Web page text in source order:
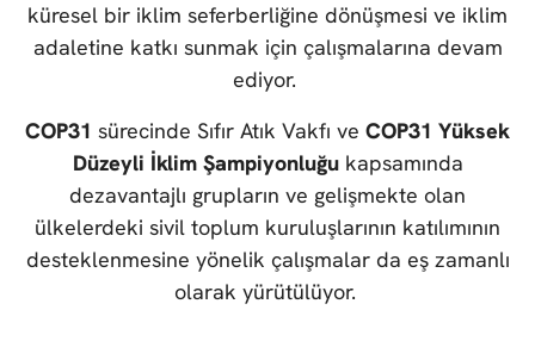
küresel bir iklim seferberliğine dönüşmesi ve iklim
adaletine katkı sunmak için çalışmalarına devam
ediyor.
COP31 sürecinde Sıfır Atık Vakfı ve COP31 Yüksek
Düzeyli İklim Şampiyonluğu kapsamında
dezavantajlı grupların ve gelişmekte olan
ülkelerdeki sivil toplum kuruluşlarının katılımının
desteklenmesine yönelik çalışmalar da eş zamanlı
olarak yürütülüyor.